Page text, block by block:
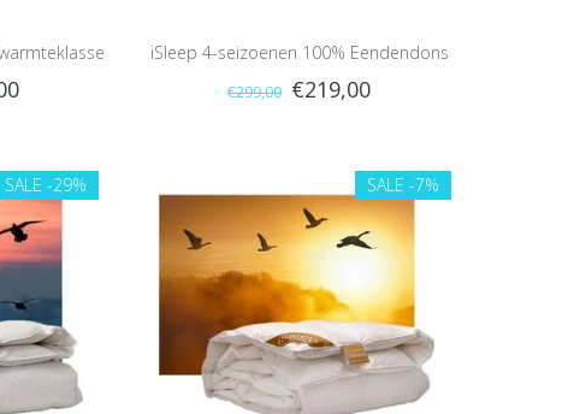
iSleep 4-seizoenen 100% Eendendons
€299,00 €219,00
SALE-29% SALE -7%